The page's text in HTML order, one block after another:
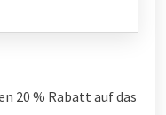
20 % Rabatt auf das